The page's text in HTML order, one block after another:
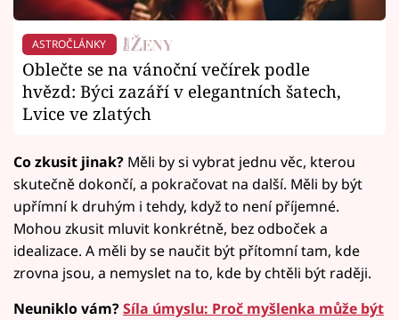
ASTROČLÁNKY
Oblečte se na vánoční večírek podle
hvězd: Býci zazáří v elegantních šatech,
Lvice ve zlatých
Co zkusit jinak? Měli by si vybrat jednu věc, kterou
skutečně dokončí, a pokračovat na další. Měli by být
upřímní k druhým i tehdy, když to není příjemné.
Mohou zkusit mluvit konkrétně, bez odboček a
idealizace. A měli by se naučit být přítomní tam, kde
zrovna jsou, a nemyslet na to, kde by chtěli být raději.
Neuniklo vám?Síla úmyslu: Proč myšlenka může být